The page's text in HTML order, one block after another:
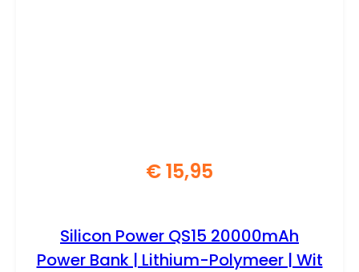
€15,95
Silicon Power QS15 20000mAh
Power Bank | Lithium-Polymeer | Wit